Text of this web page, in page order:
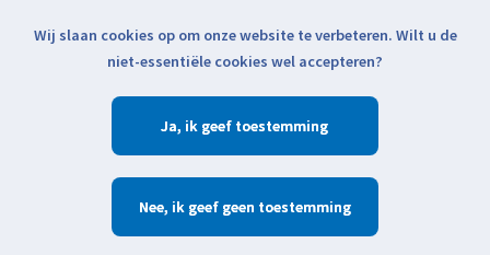
Klik voor actuele verzendinformatie...
Verlanglijst
Zoeken
Wij slaan cookies op om onze website te verbeteren. Wilt u de
niet-essentiële cookies wel accepteren?
Ja
Nee